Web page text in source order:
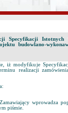
Specyfikacji Istotnych
budowlano-
iż modyfikuje
realizacji
wprowadza
piśmie.